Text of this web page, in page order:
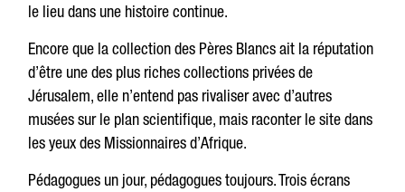
le lieu dans une histoire continue.
Encore que la collection des Pères Blancs ait la réputation
d’être une des plus riches collections privées de
Jérusalem, elle n’entend pas rivaliser avec d’autres
musées sur le plan scientifique, mais raconter le site dans
les yeux des Missionnaires d’Afrique.
Pédagogues un jour, pédagogues toujours. Trois écrans